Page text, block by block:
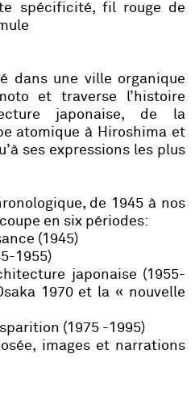
spécificité, fil rouge de
dans une ville organique
et traverse l’histoire
japonaise, de la
atomique à Hiroshima et
ses expressions les plus
de 1945 à nos
en six périodes:
(1945)
1955)
japonaise (1955-
1970 et la « nouvelle
(1975 -1995)
images et narrations